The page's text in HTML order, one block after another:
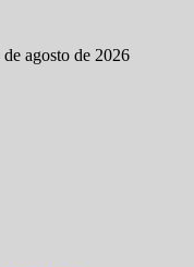
agosto de 2026